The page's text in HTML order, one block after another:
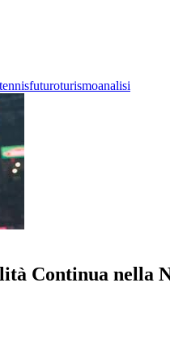
tennisfuturoturismoanalisi
Continua nella